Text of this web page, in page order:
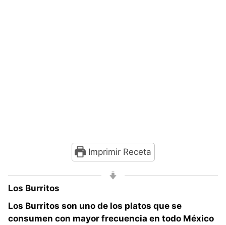
Imprimir Receta
Los Burritos
Los Burritos son uno de los platos que se
consumen con mayor frecuencia en todo México